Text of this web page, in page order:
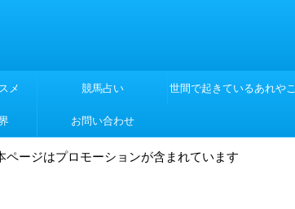
メ 競馬占い 世間で起きているあれやこ
お問い合わせ
ページはプロモーションが含まれています